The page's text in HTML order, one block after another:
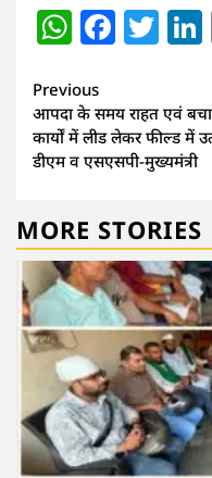
Continue
Reading
Previous
आपदा के समय राहत एवं
कार्यों में लीड लेकर फील्ड में
डीएम व एसएसपी-मुख्यमंत्री
MORE STORIES